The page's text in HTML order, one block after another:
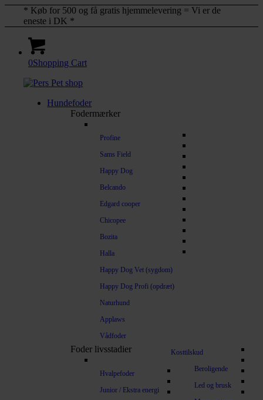
* Køb for 500 og få gratis hjemmelevering = Vi er de
eneste i DK *
0Shopping Cart
Hundefoder
Fodermærker
Profine
Sams Field
Happy Dog
Belcando
Edgard cooper
Chicopee
Bozita
Halla
Happy Dog Vet (sygdom)
Happy Dog Profi (opdræt)
Naturhund
Applaws
Vådfoder
Foder livsstadier
Hvalpefoder
Junior / Ekstra energi
Kosttilskud
Beroligende
Led og brusk